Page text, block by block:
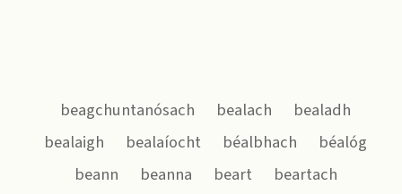
beagchuntanósach bealach
bealadh
bealaigh
bealaíocht béalbhach
béalóg
beann
beanna beart
beartach